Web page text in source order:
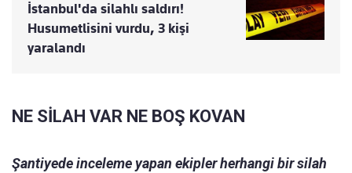
İstanbul'da silahlı saldırı!
Husumetlisini vurdu, 3 kişi
yaralandı
NE SİLAH VAR NE BOŞ KOVAN
Şantiyede inceleme yapan ekipler herhangi bir silah